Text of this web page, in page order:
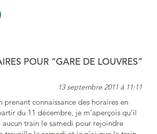
POUR “GARE DE LOUVRES”
13 septembre 2011 à 11:11
prenant connaissance des horaires en
du 11 décembre, je m’aperçois qu’il
aucun train le samedi pour rejoindre